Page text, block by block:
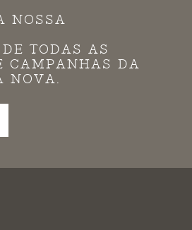
NOSSA
TODAS AS
CAMPANHAS DA
NOVA.